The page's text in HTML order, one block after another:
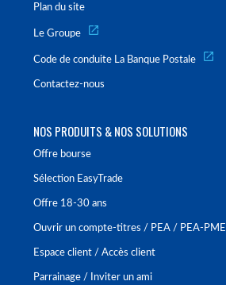
Plan du site
Le Groupe
Code de conduite La Banque Postale
Contactez-nous
NOS PRODUITS & NOS SOLUTIONS
Offre bourse
Sélection EasyTrade
Offre 18-30 ans
Ouvrir un compte-titres / PEA / PEA-PME
Espace client / Accès client
Parrainage / Inviter un ami